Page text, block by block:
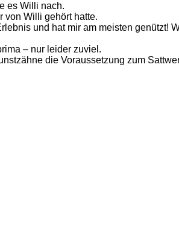
es Willi nach.
von Willi gehört hatte.
und hat mir am meisten
– nur leider zuviel.
die Voraussetzung zum